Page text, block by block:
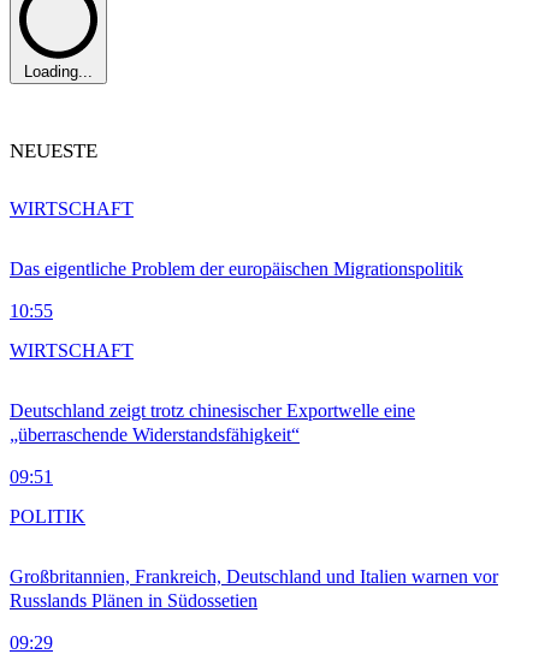
Loading...
NEUESTE
Das eigentliche Problem der europäischen Migrationspolitik
10:55
WIRTSCHAFT
Deutschland zeigt trotz chinesischer Exportwelle eine
„überraschende Widerstandsfähigkeit“
09:51
WIRTSCHAFT
Großbritannien, Frankreich, Deutschland und Italien warnen vor
Russlands Plänen in Südossetien
09:29
POLITIK